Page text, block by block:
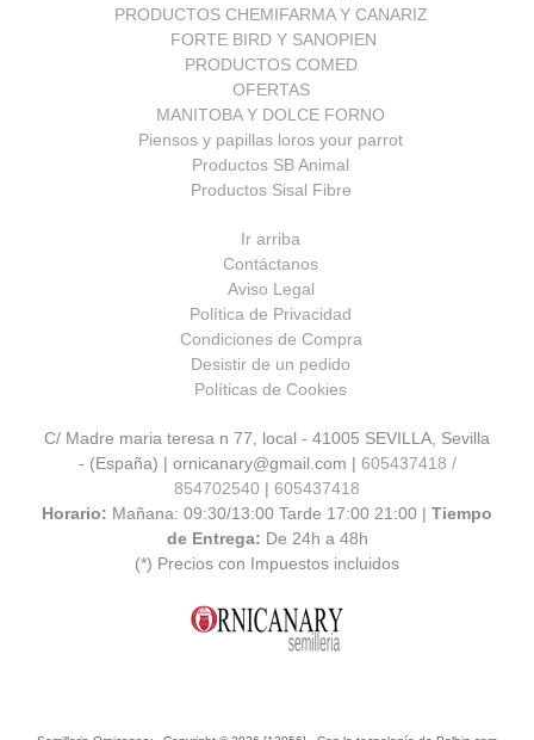
PRODUCTOS CHEMIFARMA Y CANARIZ
FORTE BIRD Y SANOPIEN
PRODUCTOS COMED
OFERTAS
MANITOBA Y DOLCE FORNO
Piensos y papillas loros your parrot
Productos SB Animal
Productos Sisal Fibre
Ir arriba
Contáctanos
Aviso Legal
Política de Privacidad
Condiciones de Compra
Desistir de un pedido
Políticas de Cookies
C/ Madre maria teresa n 77, local - 41005 SEVILLA, Sevilla
- (España) | ornicanary@gmail.com | 605437418 /
854702540 | 605437418
Horario: Mañana: 09:30/13:00 Tarde 17:00 21:00 | Tiempo
de Entrega: De 24h a 48h
(*) Precios con Impuestos incluidos